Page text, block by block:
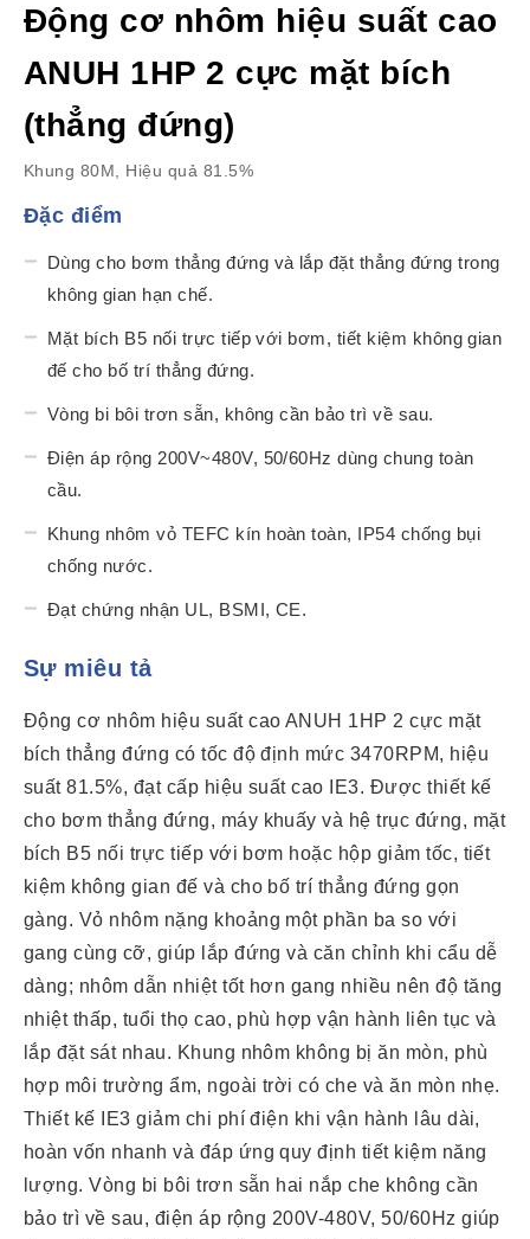
Động cơ nhôm hiệu suất cao
ANUH 1HP 2 cực mặt bích
(thẳng đứng)
Khung 80M, Hiệu quả 81.5%
Đặc điểm
Dùng cho bơm thẳng đứng và lắp đặt thẳng đứng trong
không gian hạn chế.
Mặt bích B5 nối trực tiếp với bơm, tiết kiệm không gian
đế cho bố trí thẳng đứng.
Vòng bi bôi trơn sẵn, không cần bảo trì về sau.
Điện áp rộng 200V~480V, 50/60Hz dùng chung toàn
cầu.
Khung nhôm vỏ TEFC kín hoàn toàn, IP54 chống bụi
chống nước.
Đạt chứng nhận UL, BSMI, CE.
Sự miêu tả
Động cơ nhôm hiệu suất cao ANUH 1HP 2 cực mặt
bích thẳng đứng có tốc độ định mức 3470RPM, hiệu
suất 81.5%, đạt cấp hiệu suất cao IE3. Được thiết kế
cho bơm thẳng đứng, máy khuấy và hệ trục đứng, mặt
bích B5 nối trực tiếp với bơm hoặc hộp giảm tốc, tiết
kiệm không gian đế và cho bố trí thẳng đứng gọn
gàng. Vỏ nhôm nặng khoảng một phần ba so với
gang cùng cỡ, giúp lắp đứng và căn chỉnh khi cẩu dễ
dàng; nhôm dẫn nhiệt tốt hơn gang nhiều nên độ tăng
nhiệt thấp, tuổi thọ cao, phù hợp vận hành liên tục và
lắp đặt sát nhau. Khung nhôm không bị ăn mòn, phù
hợp môi trường ẩm, ngoài trời có che và ăn mòn nhẹ.
Thiết kế IE3 giảm chi phí điện khi vận hành lâu dài,
hoàn vốn nhanh và đáp ứng quy định tiết kiệm năng
lượng. Vòng bi bôi trơn sẵn hai nắp che không cần
bảo trì về sau, điện áp rộng 200V-480V, 50/60Hz giúp